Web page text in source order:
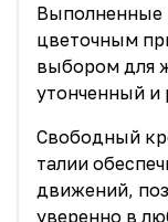
Выполненные
цветочным
выбором для
утонченный и
Свободный
талии
движений,
уверенно в